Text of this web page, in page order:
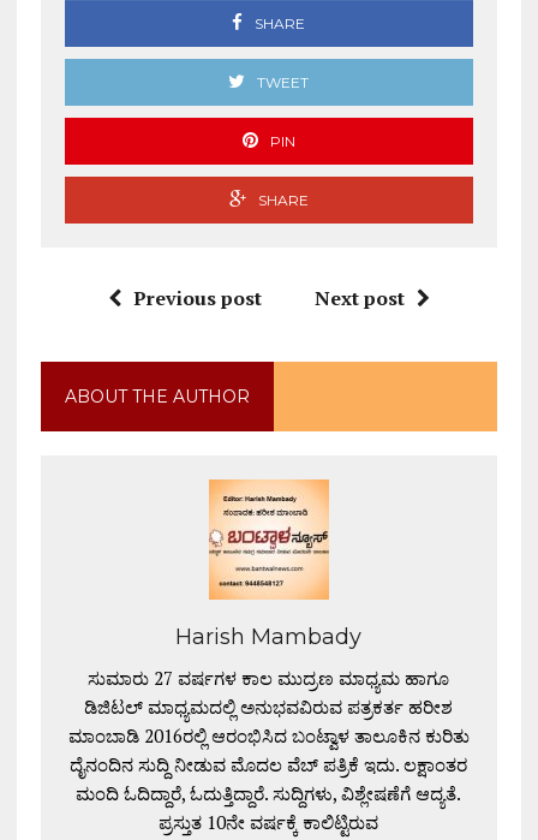
SHARE
TWEET
PIN
SHARE
Previous post Next post
ABOUT THE AUTHOR
Harish Mambady
ಸುಮಾರು 27 ವರ್ಷಗಳ ಕಾಲ ಮುದ್ರಣ ಮಾಧ್ಯಮ ಹಾಗೂ
ಡಿಜಿಟಲ್ ಮಾಧ್ಯಮದಲ್ಲಿ ಅನುಭವವಿರುವ ಪತ್ರಕರ್ತ ಹರೀಶ
ಮಾಂಬಾಡಿ 2016ರಲ್ಲಿ ಆರಂಭಿಸಿದ ಬಂಟ್ವಾಳ ತಾಲೂಕಿನ ಕುರಿತು
ದೈನಂದಿನ ಸುದ್ದಿ ನೀಡುವ ಮೊದಲ ವೆಬ್ ಪತ್ರಿಕೆ ಇದು. ಲಕ್ಷಾಂತರ
ಮಂದಿ ಓದಿದ್ದಾರೆ, ಓದುತ್ತಿದ್ದಾರೆ. ಸುದ್ದಿಗಳು, ವಿಶ್ಲೇಷಣೆಗೆ ಆದ್ಯತೆ.
ಪ್ರಸ್ತುತ 10ನೇ ವರ್ಷಕ್ಕೆ ಕಾಲಿಟ್ಟಿರುವ